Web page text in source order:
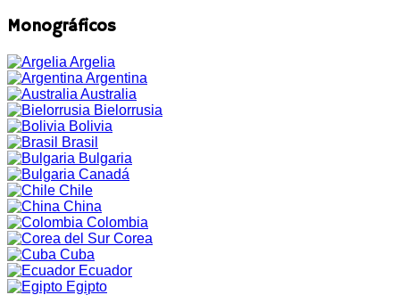
Monográficos
Argelia
Argentina
Australia
Bielorrusia
Bolivia
Brasil
Bulgaria
Canadá
Chile
China
Colombia
Corea
Cuba
Ecuador
Egipto